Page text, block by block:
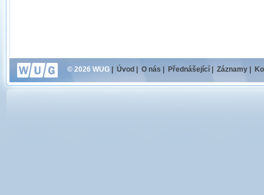
© 2026 WUG Úvod O nás Přednášející Záznamy